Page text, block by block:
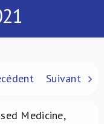
Suivant
Medicine,